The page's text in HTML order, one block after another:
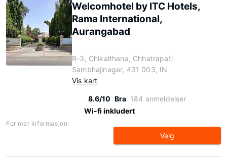
Welcomhotel by ITC Hotels,
Rama International,
Aurangabad
R-3, Chikalthana, Chhatrapati
Sambhajinagar, 431 003, IN
Vis kart
8.6/10 Bra 184 anmeldelser
Wi-fi inkludert
For mer informasjon:
Velg